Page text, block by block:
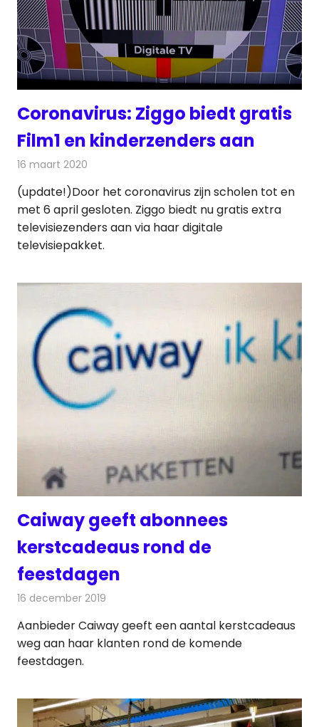
Coronavirus: Ziggo biedt gratis
Film1 en kinderzenders aan
16 maart 2020
(update!)Door het coronavirus zijn scholen tot en
met 6 april gesloten. Ziggo biedt nu gratis extra
televisiezenders aan via haar digitale
televisiepakket.
Caiway geeft abonnees
kerstcadeaus rond de
feestdagen
16 december 2019
Aanbieder Caiway geeft een aantal kerstcadeaus
weg aan haar klanten rond de komende
feestdagen.